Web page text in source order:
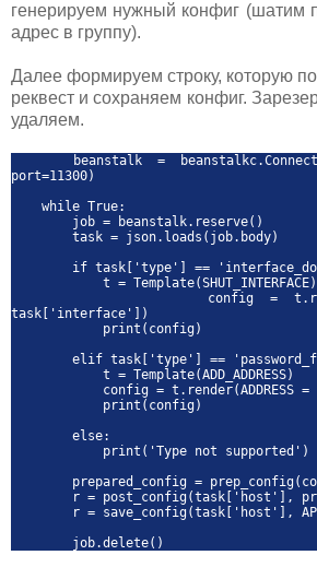
генерируем нужный конфиг (шатим
адрес в группу).
Далее формируем строку, которую
реквест и сохраняем конфиг.
удаляем.
beanstalk =
port=11300)
while True:
job = beanstalk.reserve()
task = json.loads(job.body)
if task['type'] ==
t = Template(SHUT_INTERFACE)
config =
task['interface'])
print(config)
elif task['type'] ==
t = Template(ADD_ADDRESS)
config = t.render(ADDRESS =
print(config)
else:
print('Type not supported')
prepared_config =
r = post_config(task['host'],
r = save_config(task['host'],
job.delete()